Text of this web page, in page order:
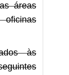
áreas
às